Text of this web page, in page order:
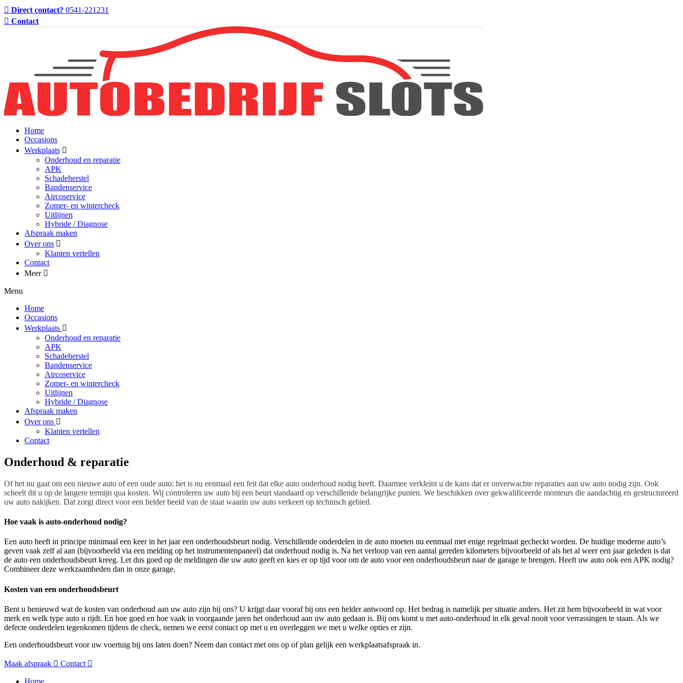
Direct contact? 0541-221231
Contact
Home
Occasions
Werkplaats
Onderhoud en reparatie
APK
Schadeherstel
Bandenservice
Aircoservice
Zomer- en wintercheck
Uitlijnen
Hybride / Diagnose
Afspraak maken
Over ons
Klanten vertellen
Contact
Meer
Menu
Home
Occasions
Werkplaats
Onderhoud en reparatie
APK
Schadeherstel
Bandenservice
Aircoservice
Zomer- en wintercheck
Uitlijnen
Hybride / Diagnose
Afspraak maken
Over ons
Klanten vertellen
Contact
Onderhoud & reparatie
Of het nu gaat om een nieuwe auto of een oude auto: het is nu eenmaal een feit dat elke auto onderhoud nodig heeft. Daarmee verkleint u de kans dat er onverwachte reparaties aan uw auto nodig zijn. Ook
scheelt dit u op de langere termijn qua kosten. Wij controleren uw auto bij een beurt standaard op verschillende belangrijke punten. We beschikken over gekwalificeerde monteurs die aandachtig en gestructureerd
uw auto nakijken. Dat zorgt direct voor een helder beeld van de staat waarin uw auto verkeert op technisch gebied.
Hoe vaak is auto-onderhoud nodig?
Een auto heeft in principe minimaal een keer in het jaar een onderhoudsbeurt nodig. Verschillende onderdelen in de auto moeten nu eenmaal met enige regelmaat gecheckt worden. De huidige moderne auto’s
geven vaak zelf al aan (bijvoorbeeld via een melding op het instrumentenpaneel) dat onderhoud nodig is. Na het verloop van een aantal gereden kilometers bijvoorbeeld of als het al weer een jaar geleden is dat
de auto een onderhoudsbeurt kreeg. Let dus goed op de meldingen die uw auto geeft en kies er op tijd voor om de auto voor een onderhoudsbeurt naar de garage te brengen. Heeft uw auto ook een APK nodig?
Combineer deze werkzaamheden dan in onze garage.
Kosten van een onderhoudsbeurt
Bent u benieuwd wat de kosten van onderhoud aan uw auto zijn bij ons? U krijgt daar vooraf bij ons een helder antwoord op. Het bedrag is namelijk per situatie anders. Het zit hem bijvoorbeeld in wat voor
merk en welk type auto u rijdt. En hoe goed en hoe vaak in voorgaande jaren het onderhoud aan uw auto gedaan is. Bij ons komt u met auto-onderhoud in elk geval nooit voor verrassingen te staan. Als we
defecte onderdelen tegenkomen tijdens de check, nemen we eerst contact op met u en overleggen we met u welke opties er zijn.
Een onderhoudsbeurt voor uw voertuig bij ons laten doen? Neem dan contact met ons op of plan gelijk een werkplaatsafspraak in.
Maak afspraak Contact
Home